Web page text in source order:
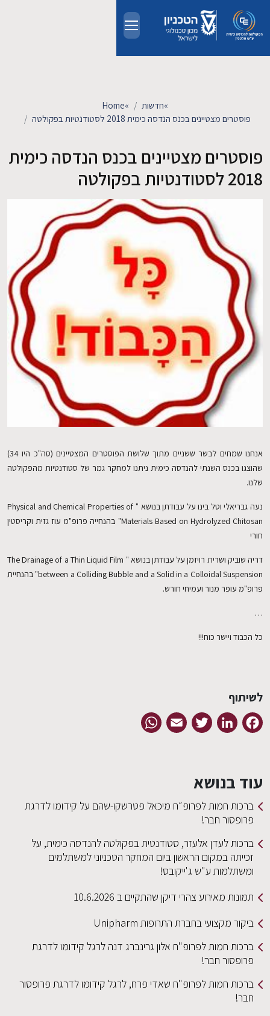
EN
מחקר
קשרי תעשייה
צרו קשר
Home» חדשות»
פוסטרים מצטיינים בכנס הנדסה כימית 2018 לסטודנטיות בפקולטה
פוסטרים מצטיינים בכנס הנדסה כימית
2018 לסטודנטיות בפקולטה
אנחנו שמחים לבשר ששניים מתוך שלושת הפוסטרים המצטיינים (סה"כ היו 34)
שהוצגו בכנס השנתי להנדסה כימית ניתנו למחקר גמר של סטודנטיות מהפקולטה
שלנו.
נעה גבריאלי וטל בינו על עבודתן בנושא " Physical and Chemical Properties of
Materials Based on Hydrolyzed Chitosan" בהנחייה פרופ"מ עוז גזית וקריסטין
חורי
דריה שוביק ושרית רויזמן על עבודתן בנושא " The Drainage of a Thin Liquid Film
between a Colliding Bubble and a Solid in a Colloidal Suspension" בהנחיית
פרופ"מ עופר מנור ועמיחי חורש.
…
כל הכבוד ויישר כוח!!!
לשיתוף
Facebook
LinkedIn
Twitter
Email
עוד בנושא
ברכות חמות לפרופ״ח מיכאל פטרשקו-שהם על קידומו לדרגת
פרופסור חבר!
ברכות לעדן אלעזר, סטודנטית בפקולטה להנדסה כימית, על
זכייתה במקום הראשון ביום המחקר הטכניוני למשתלמים
ומשתלמות ע"ש ג'ייקובס!
תמונות מאירוע צהרי דיקן שהתקיים ב 10.6.2026
ביקור מקצועי בחברת התרופות Unipharm
ברכות חמות לפרופ"ח אלון גרינברג דנה לרגל קידומו לדרגת
פרופסור חבר!
ברכות חמות לפרופ"ח שאדי פרח, לרגל קידומו לדרגת פרופסור
חבר!